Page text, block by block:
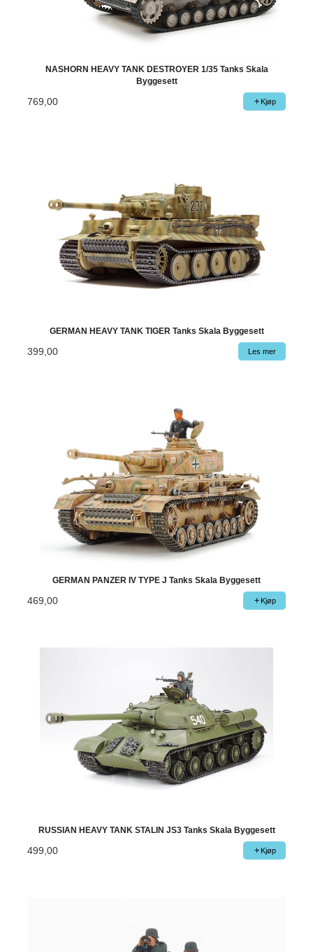
NASHORN HEAVY TANK DESTROYER 1/35 Tanks Skala
Byggesett
769,00 Kjøp
GERMAN HEAVY TANK TIGER Tanks Skala Byggesett
399,00 Les mer
GERMAN PANZER IV TYPE J Tanks Skala Byggesett
469,00 Kjøp
RUSSIAN HEAVY TANK STALIN JS3 Tanks Skala Byggesett
499,00 Kjøp